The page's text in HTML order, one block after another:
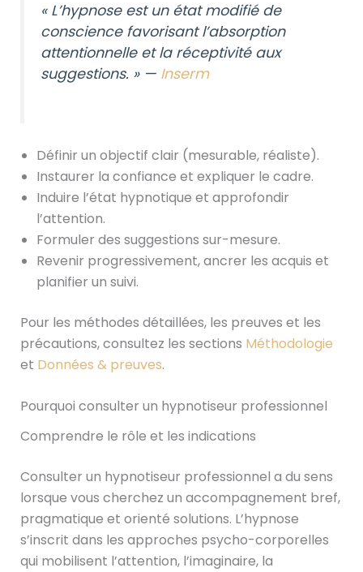
« L’hypnose est un état modifié de
conscience favorisant l’absorption
attentionnelle et la réceptivité aux
suggestions. » — Inserm
Définir un objectif clair (mesurable, réaliste).
Instaurer la confiance et expliquer le cadre.
Induire l’état hypnotique et approfondir
l’attention.
Formuler des suggestions sur-mesure.
Revenir progressivement, ancrer les acquis et
planifier un suivi.
Pour les méthodes détaillées, les preuves et les
précautions, consultez les sections Méthodologie
et Données & preuves.
Pourquoi consulter un hypnotiseur professionnel
Comprendre le rôle et les indications
Consulter un hypnotiseur professionnel a du sens
lorsque vous cherchez un accompagnement bref,
pragmatique et orienté solutions. L’hypnose
s’inscrit dans les approches psycho-corporelles
qui mobilisent l’attention, l’imaginaire, la